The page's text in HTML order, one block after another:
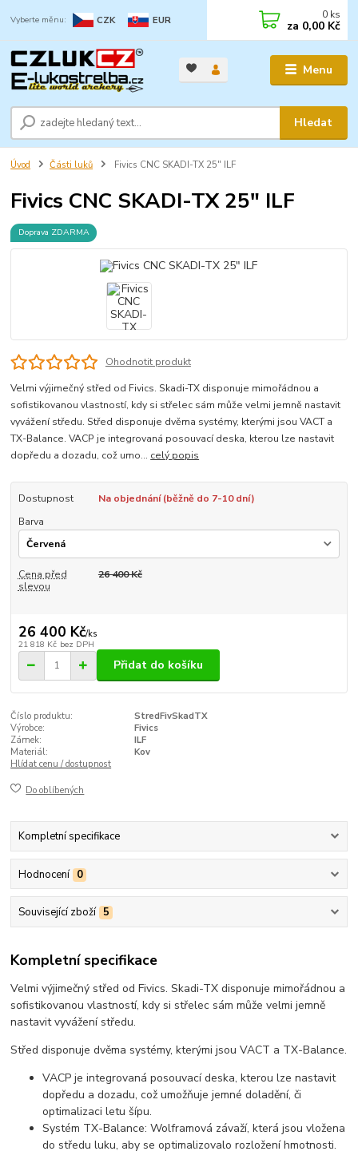
Menu
CZK EUR
Hledat
0 ks
za 0,00 Kč
Úvod Části luků Fivics CNC SKADI-TX 25" ILF
Fivics CNC SKADI-TX 25" ILF
Doprava ZDARMA
Ohodnotit produkt
Velmi výjimečný střed od Fivics. Skadi-TX disponuje mimořádnou a
sofistikovanou vlastností, kdy si střelec sám může velmi jemně nastavit
vyvážení středu. Střed disponuje dvěma systémy, kterými jsou VACT a
TX-Balance. VACP je integrovaná posouvací deska, kterou lze nastavit
dopředu a dozadu, což umo... celý popis
Dostupnost
Na objednání (běžně do 7-10 dní)
Barva
Cena před
slevou
26 400 Kč
26 400 Kč/ks
21 818 Kč bez DPH
Přidat do košíku
Číslo produktu:
StredFivSkadTX
Výrobce:
Fivics
Zámek:
ILF
Materiál:
Kov
Hlídat cenu / dostupnost
Do oblíbených
Kompletní specifikace
Hodnocení 0
Související zboží 5
Kompletní specifikace
Velmi výjimečný střed od Fivics. Skadi-TX disponuje mimořádnou a
sofistikovanou vlastností, kdy si střelec sám může velmi jemně
nastavit vyvážení středu.
Střed disponuje dvěma systémy, kterými jsou VACT a TX-Balance.
VACP je integrovaná posouvací deska, kterou lze nastavit
dopředu a dozadu, což umožňuje jemné doladění, či
optimalizaci letu šípu.
Systém TX-Balance: Wolframová závaží, která jsou vložena
do středu luku, aby se optimalizovalo rozložení hmotnosti.